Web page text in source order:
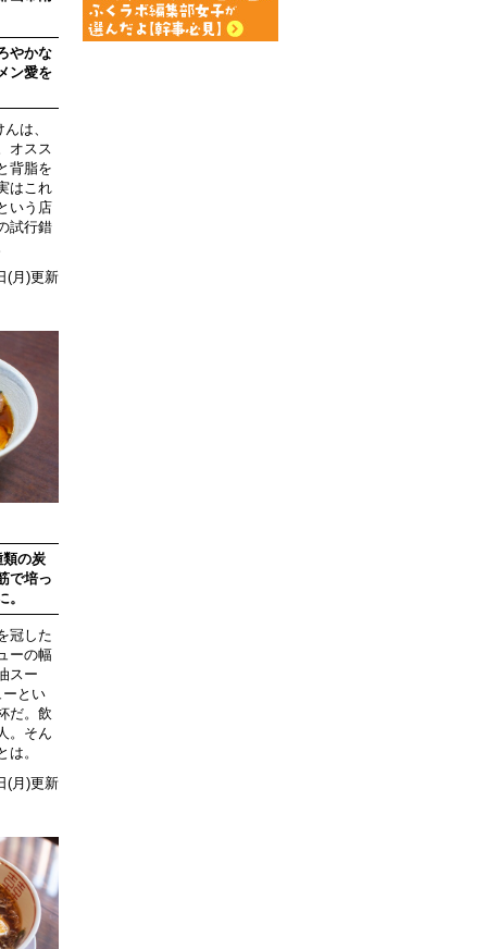
やかな
ン愛を
は、
オスス
背脂を
はこれ
いう店
試行錯
(月)更新
類の炭
で培っ
。
冠した
ーの幅
スー
ーとい
だ。飲
。そん
は。
(月)更新